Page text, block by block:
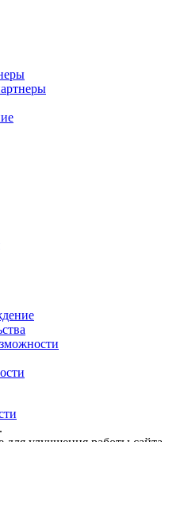
улучшения работы сайта.